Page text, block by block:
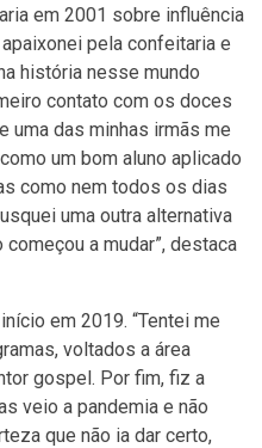
em 2001 sobre influência
pela confeitaria e
história nesse mundo
contato com os doces
uma das minhas irmãs me
um bom aluno aplicado
como nem todos os dias
uma outra alternativa
a mudar”, destaca
em 2019. “Tentei me
voltados a área
gospel. Por fim, fiz a
veio a pandemia e não
que não ia dar certo,